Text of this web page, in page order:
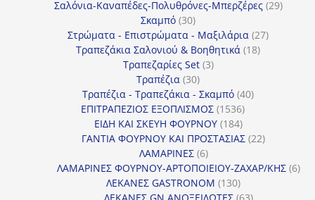
προϊόντα
Σαλόνια-Καναπέδες-Πολυθρόνες-Μπερζέρες 2929
Σκαμπό 3030
προϊόντα
Στρώματα - Επιστρώματα - Μαξιλάρια 2727
Τραπεζάκια Σαλονιού & Βοηθητικά 1818
Τραπεζαρίες Set 33
Τραπέζια 3030
προϊόντα
Τραπέζια - Τραπεζάκια - Σκαμπό 4040
ΕΠΙΤΡΑΠΕΖΙΟΣ ΕΞΟΠΛΙΣΜΟΣ 15361536
προϊόντα
ΕΙΔΗ ΚΑΙ ΣΚΕΥΗ ΦΟΥΡΝΟΥ 184184
προϊόντα
ΓΑΝΤΙΑ ΦΟΥΡΝΟΥ ΚΑΙ ΠΡΟΣΤΑΣΙΑΣ 2222
ΛΑΜΑΡΙΝΕΣ 66
προϊόντα
ΛΑΜΑΡΙΝΕΣ ΦΟΥΡΝΟΥ-ΑΡΤΟΠΟΙΕΙΟΥ-ΖΑΧΑΡ/ΚΗΣ 66
ΛΕΚΑΝΕΣ GASTRONOM 130130
προϊόντα
63